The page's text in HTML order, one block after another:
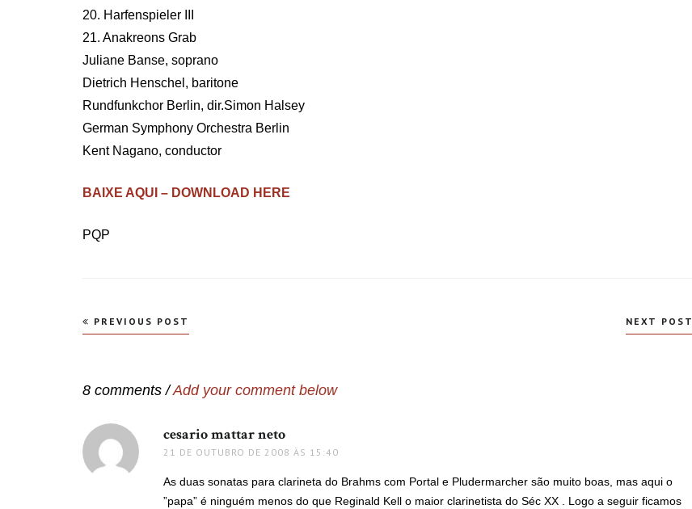
20. Harfenspieler III
21. Anakreons Grab
Juliane Banse, soprano
Dietrich Henschel, baritone
Rundfunkchor Berlin, dir.Simon Halsey
German Symphony Orchestra Berlin
Kent Nagano, conductor
BAIXE AQUI – DOWNLOAD HERE
PQP
Navegação
PREVIOUS POST NEXT POST
8 comments /Add your comment below
cesario mattar neto
21 DE OUTUBRO DE 2008 ÀS 15:40
As duas sonatas para clarineta do Brahms com Portal e Pludermarcher são muito boas, mas aqui o
”papa” é ninguém menos do que Reginald Kell o maior clarinetista do Séc XX . Logo a seguir ficamos